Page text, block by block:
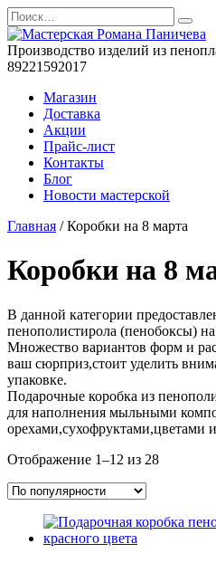
Перейти
к
содержанию
Search
for:
Производство изделий из
89221592017
Магазин
Доставка
Акции
Прайс-лист
Контакты
Блог
Новости мастерской
Главная / Коробки на 8 марта
Коробки на 8
В данной категории
пенополистирола (пенобоксы)
Множество вариантов форм и
ваш сюрприз,стоит уделить
упаковке.
Подарочные коробка из
для наполнения мыльными
орехами,сухофруктами,цветами
Отображение 1–12 из 28